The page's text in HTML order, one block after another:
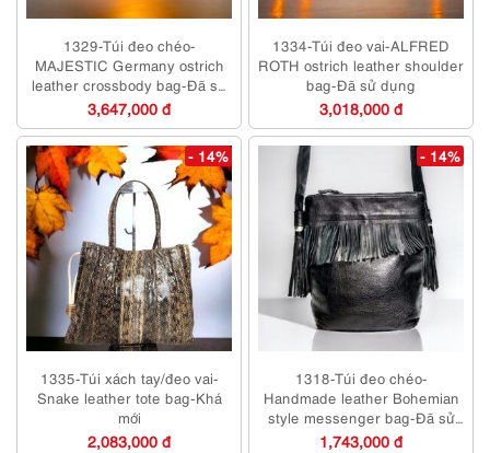
1329-Túi đeo chéo-
MAJESTIC Germany ostrich
leather crossbody bag-Đã sử
dụng
3,647,000 đ
1334-Túi đeo vai-ALFRED
ROTH ostrich leather shoulder
bag-Đã sử dụng
3,018,000 đ
- 14%
1335-Túi xách tay/đeo vai-
Snake leather tote bag-Khá
mới
2,083,000 đ
- 14%
1318-Túi đeo chéo-
Handmade leather Bohemian
style messenger bag-Đã sử
dụng/Khá sạch
1,743,000 đ